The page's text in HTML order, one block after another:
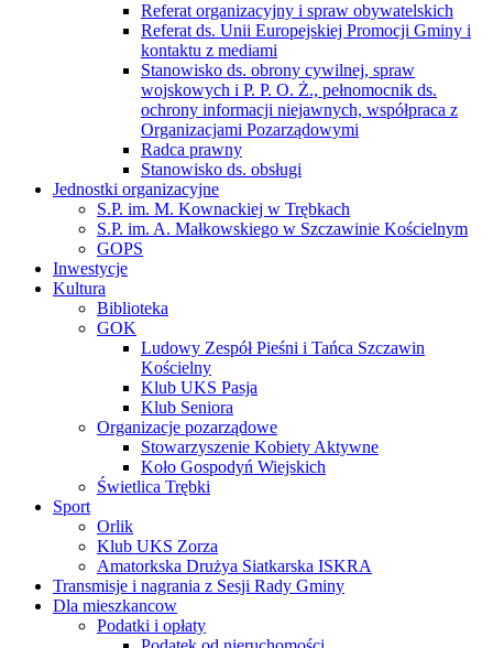
Referat organizacyjny i spraw obywatelskich
Referat ds. Unii Europejskiej Promocji Gminy i
kontaktu z mediami
Stanowisko ds. obrony cywilnej, spraw
wojskowych i P. P. O. Ż., pełnomocnik ds.
ochrony informacji niejawnych, współpraca z
Organizacjami Pozarządowymi
Radca prawny
Stanowisko ds. obsługi
Jednostki organizacyjne
S.P. im. M. Kownackiej w Trębkach
S.P. im. A. Małkowskiego w Szczawinie Kościelnym
GOPS
Inwestycje
Kultura
Biblioteka
GOK
Ludowy Zespół Pieśni i Tańca Szczawin
Kościelny
Klub UKS Pasja
Klub Seniora
Organizacje pozarządowe
Stowarzyszenie Kobiety Aktywne
Koło Gospodyń Wiejskich
Świetlica Trębki
Sport
Orlik
Klub UKS Zorza
Amatorkska Drużya Siatkarska ISKRA
Transmisje i nagrania z Sesji Rady Gminy
Dla mieszkancow
Podatki i opłaty